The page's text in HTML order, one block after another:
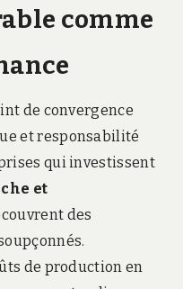
comme
de convergence
et responsabilité
qui investissent
et
des
de production en